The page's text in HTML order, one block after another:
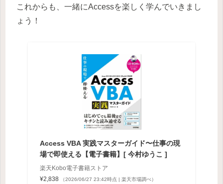
これからも、一緒にAccessを楽しく学んでいきまし
ょう！
Access VBA 実践マスターガイド〜仕事の現
場で即使える【電子書籍】[ 今村ゆうこ ]
楽天Kobo電子書籍ストア
¥2,838
（2026/06/27 23:42時点 | 楽天市場調べ）